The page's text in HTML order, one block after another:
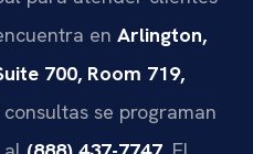
en Arlington,
700, Room 719,
consultas se programan